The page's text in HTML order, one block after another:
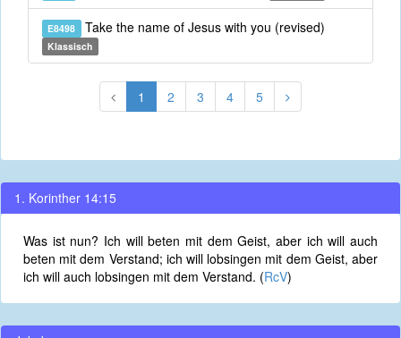
E8498 Take the name of Jesus with you (revised)
Klassisch
1 2 3 4 5
1. Korinther 14:15
Was ist nun? Ich will beten mit dem Geist, aber ich will auch
beten mit dem Verstand; ich will lobsingen mit dem Geist, aber
ich will auch lobsingen mit dem Verstand. (RcV)